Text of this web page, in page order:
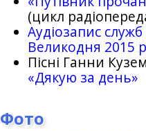
(цикл
Аудіозапис
Великодня 2015
Пісні Ганни
«Дякую за день»
Фото